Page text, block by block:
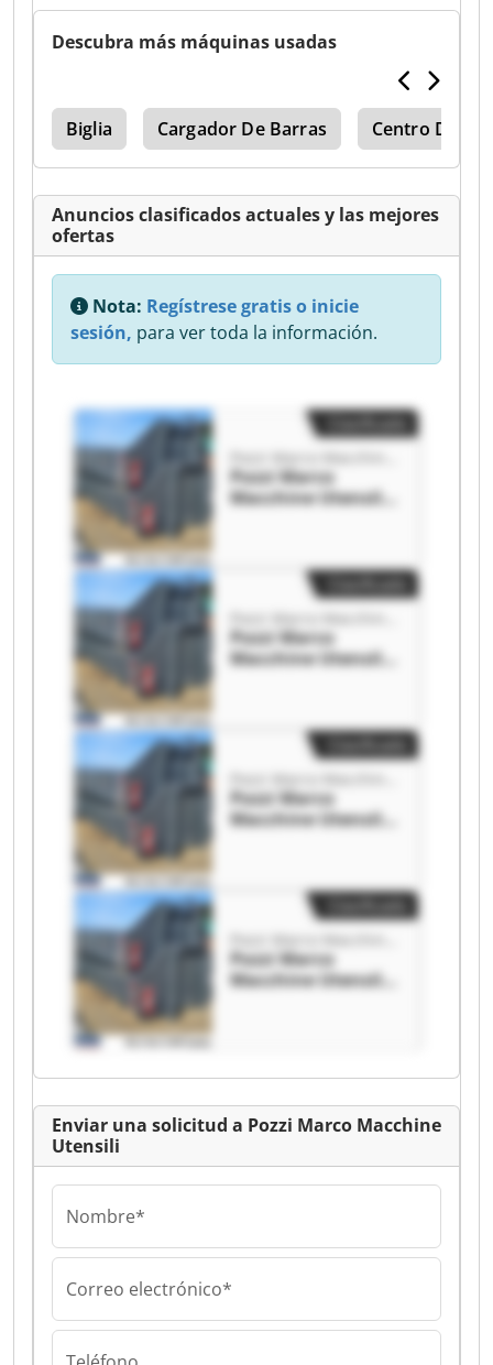
Descubra más máquinas usadas
Biglia Cargador De Barras Centro De
Anuncios clasificados actuales y las mejores
ofertas
Nota: Regístrese gratis o inicie
sesión, para ver toda la información.
Pozzi Marco
Macchine Utensili
Pozzi Marco
Macchine Utensili
Pozzi Marco
Macchine Utensili
Pozzi Marco
Macchine Utensili
Enviar una solicitud a Pozzi Marco Macchine
Utensili
Nombre*
Correo electrónico*